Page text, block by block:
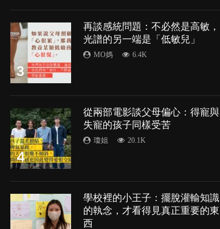
3
再談感統問題：不必然是高敏，
光譜的另一端是「低敏兒」
MO媽 6.4K
4
從兩部電影談父母偏心：得寵與
失寵的孩子同樣受苦
瓊姐 20.1K
學校裡的小王子：擺脫灌輸知識
的執念，才看得見真正重要的東
西